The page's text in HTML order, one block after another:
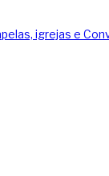
igrejas e